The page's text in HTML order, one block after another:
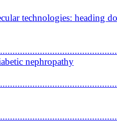
technologies: heading
nephropathy